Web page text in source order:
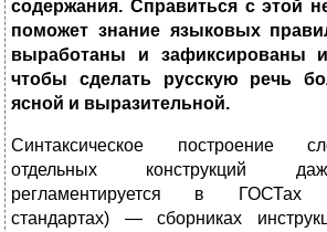
содержания. Справиться с этой
поможет знание языковых
выработаны и зафиксированы
чтобы сделать русскую речь
ясной и выразительной.
Синтаксическое построение
отдельных конструкций
регламентируется в ГОСТах
стандартах) — сборниках